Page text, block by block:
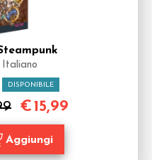
Italiano
DISPONIBILE
€15,99